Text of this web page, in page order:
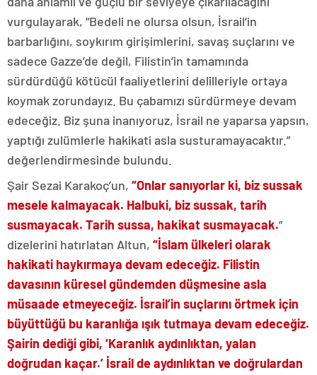
vurgulayarak, “Bedeli ne olursa olsun, İsrail’in
barbarlığını, soykırım girişimlerini, savaş suçlarını ve
sadece Gazze’de değil, Filistin’in tamamında
sürdürdüğü kötücül faaliyetlerini delilleriyle ortaya
koymak zorundayız. Bu çabamızı sürdürmeye devam
edeceğiz. Biz şuna inanıyoruz, İsrail ne yaparsa yapsın,
yaptığı zulümlerle hakikati asla susturamayacaktır.”
değerlendirmesinde bulundu.
Şair Sezai Karakoç’un, “Onlar sanıyorlar ki, biz sussak
mesele kalmayacak. Halbuki, biz sussak, tarih
susmayacak. Tarih sussa, hakikat susmayacak.”
dizelerini hatırlatan Altun, “İslam ülkeleri olarak
hakikati haykırmaya devam edeceğiz. Filistin
davasının küresel gündemden düşmesine asla
müsaade etmeyeceğiz. İsrail’in suçlarını örtmek için
büyüttüğü bu karanlığa ışık tutmaya devam edeceğiz.
Şairin dediği gibi, ‘Karanlık aydınlıktan, yalan
doğrudan kaçar.’ İsrail de aydınlıktan ve doğrulardan